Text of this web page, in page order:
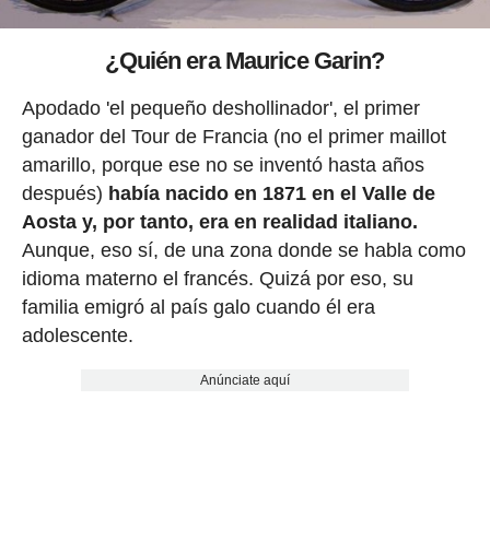
¿Quién era Maurice Garin?
Apodado 'el pequeño deshollinador', el primer
ganador del Tour de Francia (no el primer maillot
amarillo, porque ese no se inventó hasta años
después) había nacido en 1871 en el Valle de
Aosta y, por tanto, era en realidad italiano.
Aunque, eso sí, de una zona donde se habla como
idioma materno el francés. Quizá por eso, su
familia emigró al país galo cuando él era
adolescente.
Anúnciate aquí